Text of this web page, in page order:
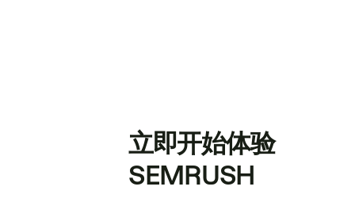
立即开始体验
SEMRUSH